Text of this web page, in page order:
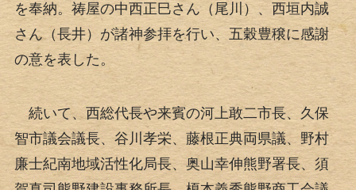
を奉納。祷屋の中西正巳さん（尾川）、西垣内誠
さん（長井）が諸神参拝を行い、五穀豊穣に感謝
の意を表した。
続いて、西総代長や来賓の河上敢二市長、久保
智市議会議長、谷川孝栄、藤根正典両県議、野村
廉士紀南地域活性化局長、奥山幸伸熊野署長、須